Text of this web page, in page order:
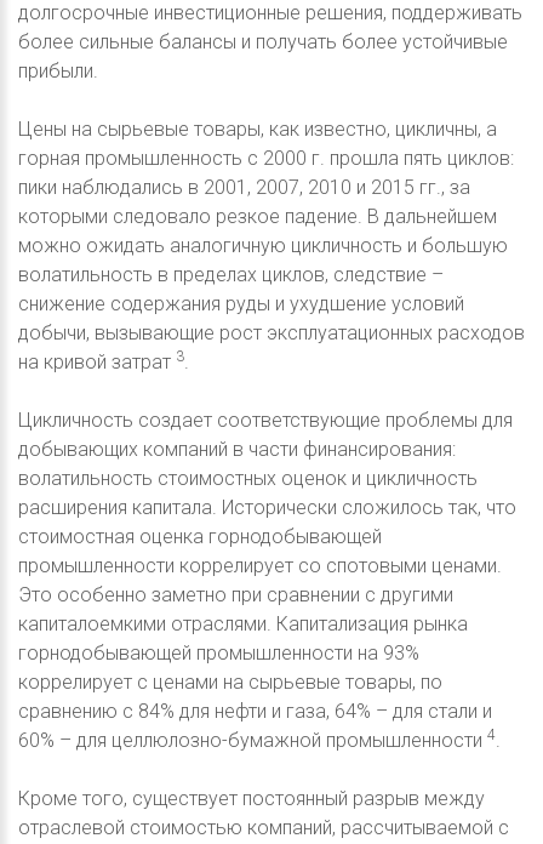
долгосрочные инвестиционные решения, поддерживать
более сильные балансы и получать более устойчивые
прибыли.
Цены на сырьевые товары, как известно, цикличны, а
горная промышленность с 2000 г. прошла пять циклов:
пики наблюдались в 2001, 2007, 2010 и 2015 гг., за
которыми следовало резкое падение. В дальнейшем
можно ожидать аналогичную цикличность и большую
волатильность в пределах циклов, следствие –
снижение содержания руды и ухудшение условий
добычи, вызывающие рост эксплуатационных расходов
на кривой затрат 3.
Цикличность создает соответствующие проблемы для
добывающих компаний в части финансирования:
волатильность стоимостных оценок и цикличность
расширения капитала. Исторически сложилось так, что
стоимостная оценка горнодобывающей
промышленности коррелирует со спотовыми ценами.
Это особенно заметно при сравнении с другими
капиталоемкими отраслями. Капитализация рынка
горнодобывающей промышленности на 93%
коррелирует с ценами на сырьевые товары, по
сравнению с 84% для нефти и газа, 64% – для стали и
60% – для целлюлозно-бумажной промышленности 4.
Кроме того, существует постоянный разрыв между
отраслевой стоимостью компаний, рассчитываемой с